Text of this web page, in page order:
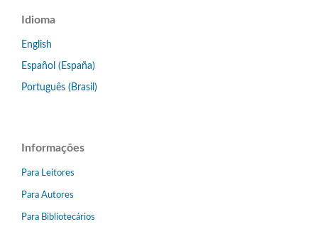
Idioma
English
Español (España)
Português (Brasil)
Informações
Para Leitores
Para Autores
Para Bibliotecários